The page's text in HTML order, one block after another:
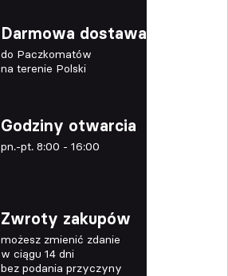
Darmowa dostawa
do Paczkomatów
na terenie Polski
Godziny otwarcia
pn.-pt. 8:00 - 16:00
Zwroty zakupów
możesz zmienić zdanie
w ciągu 14 dni
bez podania przyczyny